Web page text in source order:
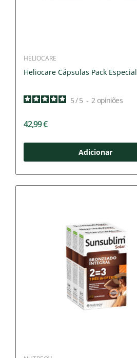
HELIOCARE
Heliocare Cápsulas Pack Especial
5/ 5 - 2 opiniões
42,99 €
Adicionar